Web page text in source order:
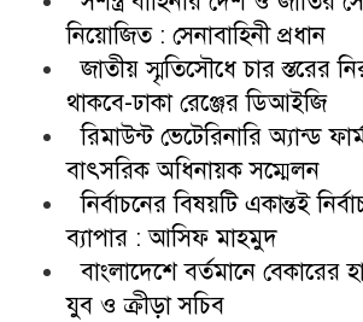
নিয়োজিত : সেনাবাহিনী প্রধান
জাতীয় স্মৃতিসৌধে চার স্তরের
থাকবে-ঢাকা রেঞ্জের ডিআইজি
রিমাউন্ট ভেটেরিনারি অ্যান্ড
বাৎসরিক অধিনায়ক সম্মেলন
নির্বাচনের বিষয়টি একান্তই
ব্যাপার : আসিফ মাহমুদ
বাংলাদেশে বর্তমানে
যুব ও ক্রীড়া সচিব